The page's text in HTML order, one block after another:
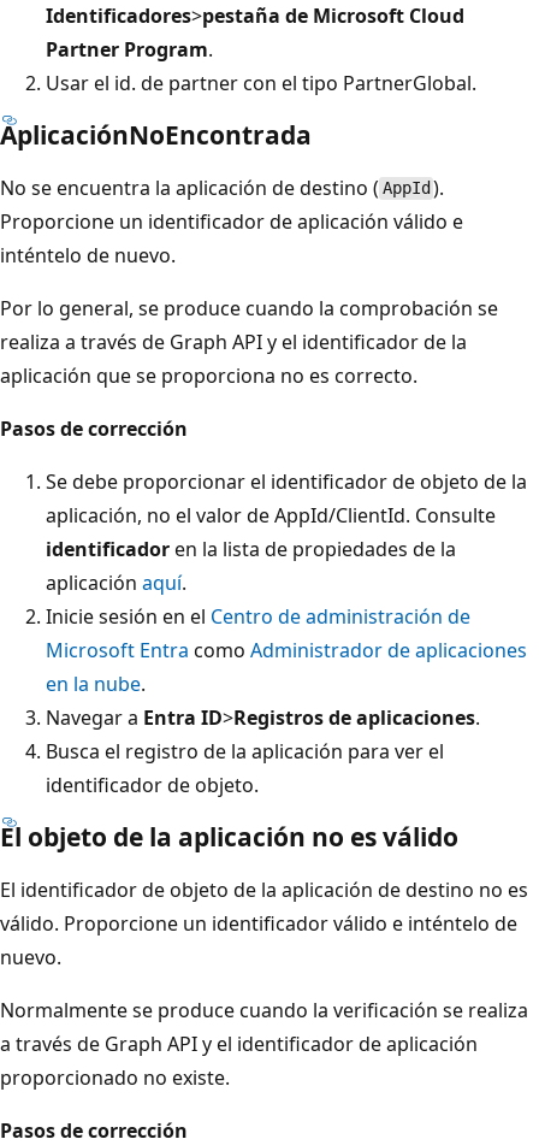
Identificadores>pestaña de Microsoft Cloud
Partner Program.
Usar el id. de partner con el tipo PartnerGlobal.
AplicaciónNoEncontrada
No se encuentra la aplicación de destino ( AppId ).
Proporcione un identificador de aplicación válido e
inténtelo de nuevo.
Por lo general, se produce cuando la comprobación se
realiza a través de Graph API y el identificador de la
aplicación que se proporciona no es correcto.
Pasos de corrección
Se debe proporcionar el identificador de objeto de la
aplicación, no el valor de AppId/ClientId. Consulte
identificadoren la lista de propiedades de la
aplicación aquí.
Inicie sesión en el Centro de administración de
Microsoft Entra como Administrador de aplicaciones
en la nube.
Navegar a Entra ID>Registros de aplicaciones.
Busca el registro de la aplicación para ver el
identificador de objeto.
El objeto de la aplicación no es válido
El identificador de objeto de la aplicación de destino no es
válido. Proporcione un identificador válido e inténtelo de
nuevo.
Normalmente se produce cuando la verificación se realiza
a través de Graph API y el identificador de aplicación
proporcionado no existe.
Pasos de corrección